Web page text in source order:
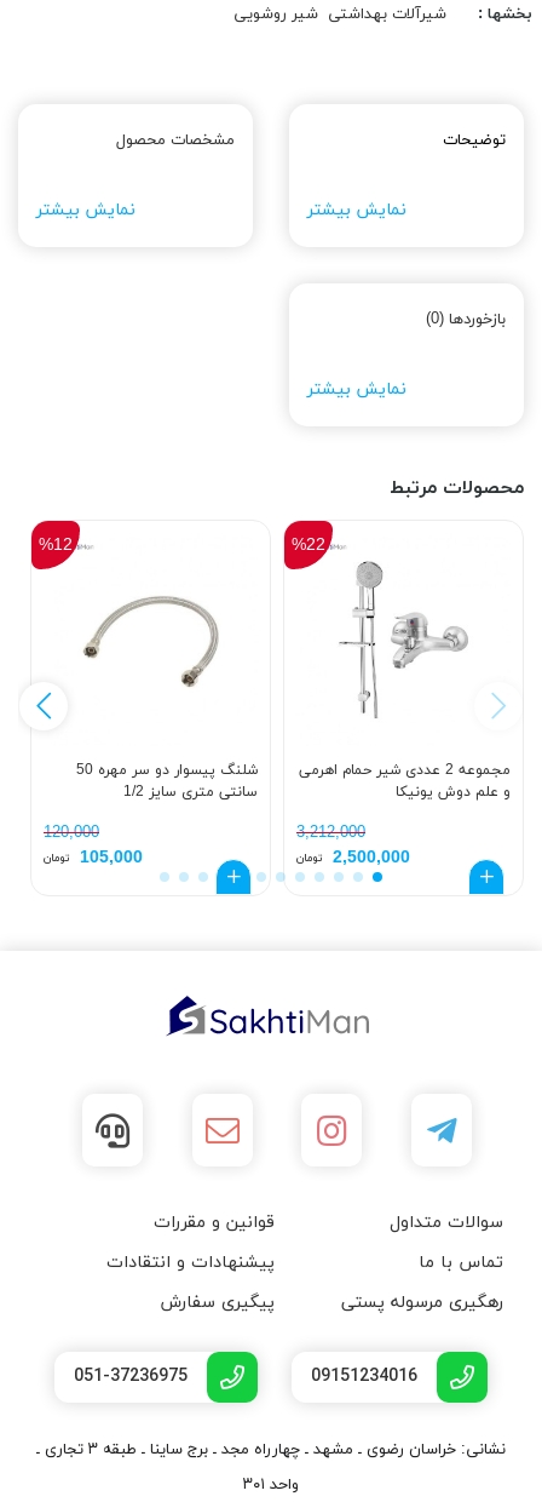
بخشها : شیرآلات بهداشتی شیر روشویی
توضیحات
نمایش بیشتر
مشخصات محصول
نمایش بیشتر
بازخوردها (0)
نمایش بیشتر
محصولات مرتبط
مجموعه 2 عددی شیر حمام اهرمی
و علم دوش یونیکا
3,212,000
%22
2,500,000 تومان
شلنگ پیسوار دو سر مهره 50
سانتی متری سایز 1/2
120,000
%12
105,000 تومان
سوالات متداول
قوانین و مقررات
تماس با ما
پیشنهادات و انتقادات
رهگیری مرسوله پستی
پیگیری سفارش
09151234016
051-37236975
نشانی: خراسان رضوی ـ مشهد ـ چهارراه مجد ـ برج ساینا ـ طبقه ۳ تجاری ـ
واحد ۳۰۱